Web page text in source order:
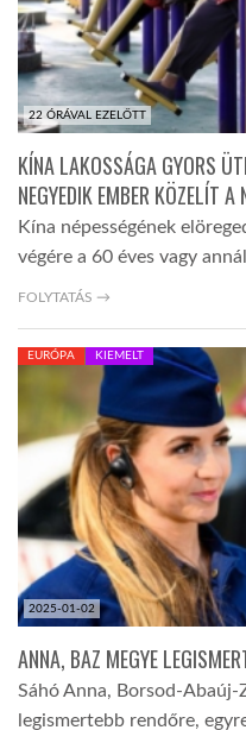
A VILÁG ITTHON
GLOBOTV BP
TROPICALMAGAZIN
GLOBOTV
AFRIKA TUDÁSTÁR
A NAP SZÉPE
22 ÓRÁVAL EZELŐTT
KÍNA LAKOSSÁGA GYORS
NEGYEDIK EMBER KÖZELÍT A
Kína népességének
végére a 60 éves vagy
FOLYTATÁS →
2025-01-02
EURÓPA KIEMELT
ANNA, BAZ MEGYE
Sáhó Anna, Borsod-Abaúj-
legismertebb rendőre,